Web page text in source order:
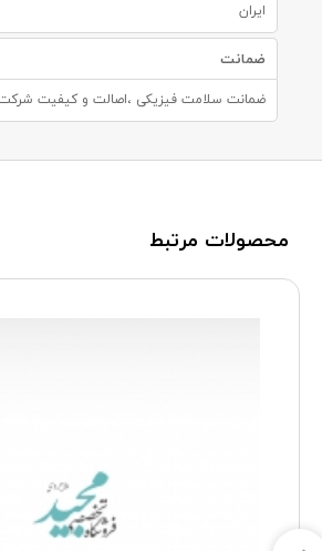
ایران
ضمانت
ضمانت سلامت فیزیکی ،اصالت و کیفیت شرکت
محصولات مرتبط